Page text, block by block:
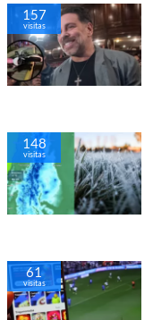
157
visitas
148
visitas
61
visitas